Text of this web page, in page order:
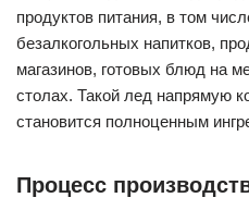
продуктов питания, в том
безалкогольных напитков,
магазинов, готовых блюд на
столах. Такой лед напрямую
становится полноценным
Процесс